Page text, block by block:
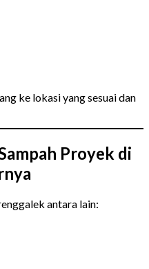
ke lokasi yang sesuai dan
Proyek di
antara lain: